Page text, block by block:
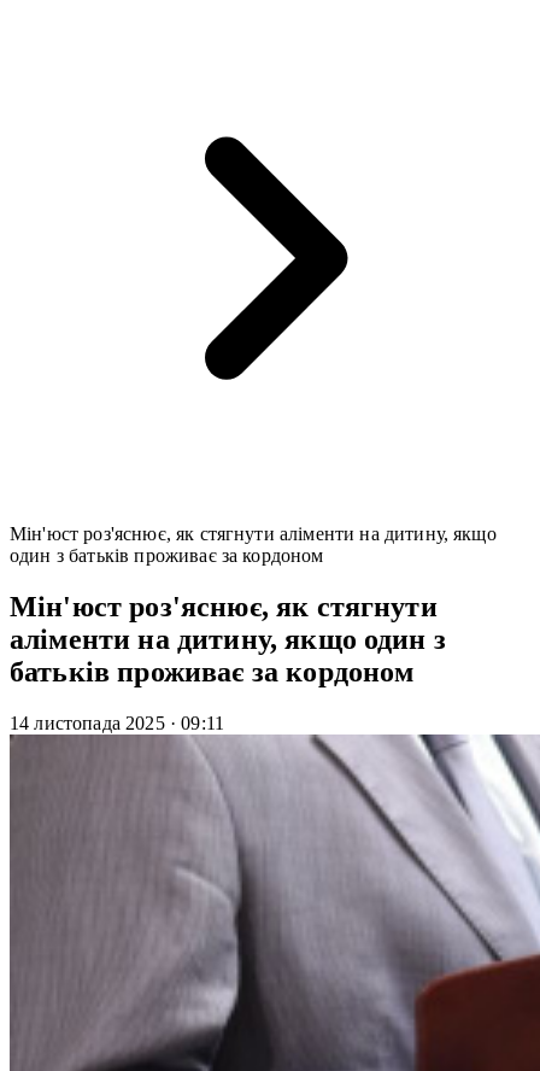
Мін'юст роз'яснює, як стягнути аліменти на дитину, якщо
один з батьків проживає за кордоном
Мін'юст роз'яснює, як стягнути
аліменти на дитину, якщо один з
батьків проживає за кордоном
14 листопада 2025 · 09:11